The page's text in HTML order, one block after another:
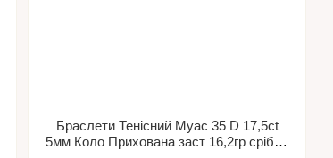
Браслети Тенісний Муас 35 D 17,5ct
5мм Коло Прихована заст 16,2гр срібло